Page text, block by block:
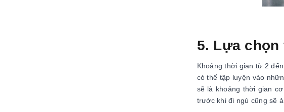
5. Lựa
Khoảng thời gian từ 2
có thể tập luyện vào
sẽ là khoảng thời gian
trước khi đi ngủ cũng sẽ